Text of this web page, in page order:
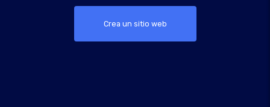
Crea un sitio web